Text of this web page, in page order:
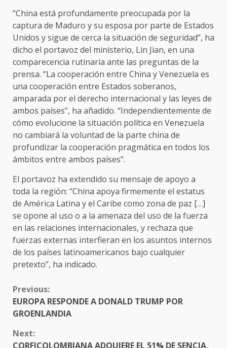
“China está profundamente preocupada por la
captura de Maduro y su esposa por parte de Estados
Unidos y sigue de cerca la situación de seguridad”, ha
dicho el portavoz del ministerio, Lin Jian, en una
comparecencia rutinaria ante las preguntas de la
prensa. “La cooperación entre China y Venezuela es
una cooperación entre Estados soberanos,
amparada por el derecho internacional y las leyes de
ambos países”, ha añadido. “Independientemente de
cómo evolucione la situación política en Venezuela
no cambiará la voluntad de la parte china de
profundizar la cooperación pragmática en todos los
ámbitos entre ambos países”.
El portavoz ha extendido su mensaje de apoyo a
toda la región: “China apoya firmemente el estatus
de América Latina y el Caribe como zona de paz […]
se opone al uso o a la amenaza del uso de la fuerza
en las relaciones internacionales, y rechaza que
fuerzas externas interfieran en los asuntos internos
de los países latinoamericanos bajo cualquier
pretexto”, ha indicado.
CONTINUE
READING
Previous:
EUROPA RESPONDE A DONALD TRUMP POR
GROENLANDIA
Next:
CORFICOLOMBIANA ADQUIERE EL 51% DE SENCIA,